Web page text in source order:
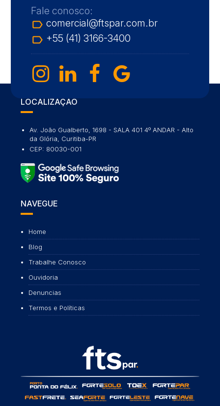
Fale conosco:
label_outline comercial@ftspar.com.br
label_outline +55 (41) 3166-3400
LOCALIZAÇÃO
Av. João Gualberto, 1698 - SALA 401 4º ANDAR - Alto
da Glória, Curitiba-PR
CEP: 80030-001
NAVEGUE
Home
Blog
Trabalhe Conosco
Ouvidoria
Denuncias
Termos e Políticas